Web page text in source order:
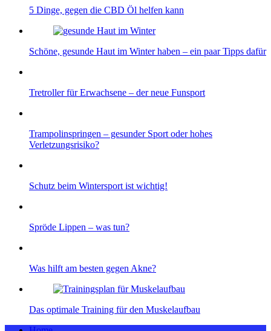
5 Dinge, gegen die CBD Öl helfen kann
Schöne, gesunde Haut im Winter haben – ein paar Tipps dafür
Tretroller für Erwachsene – der neue Funsport
Trampolinspringen – gesunder Sport oder hohes
Verletzungsrisiko?
Schutz beim Wintersport ist wichtig!
Spröde Lippen – was tun?
Was hilft am besten gegen Akne?
Das optimale Training für den Muskelaufbau